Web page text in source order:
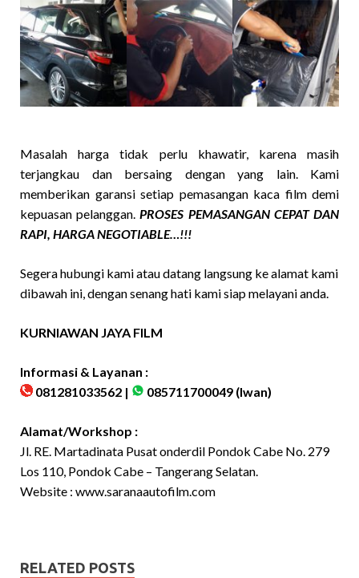
Masalah harga tidak perlu khawatir, karena masih
terjangkau dan bersaing dengan yang lain. Kami
memberikan garansi setiap pemasangan kaca film demi
kepuasan pelanggan.PROSES PEMASANGAN CEPAT DAN
RAPI, HARGA NEGOTIABLE…!!!
Segera hubungi kami atau datang langsung ke alamat kami
dibawah ini, dengan senang hati kami siap melayani anda.
KURNIAWAN JAYA FILM
Informasi & Layanan :
081281033562 |
085711700049 (Iwan)
Alamat/Workshop :
Jl. RE. Martadinata Pusat onderdil Pondok Cabe No. 279
Los 110, Pondok Cabe – Tangerang Selatan.
Website : www.saranaautofilm.com
RELATED POSTS